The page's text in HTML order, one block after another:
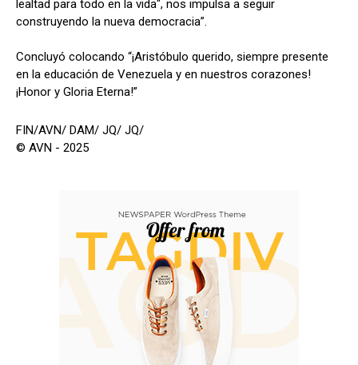
lealtad para todo en la vida", nos impulsa a seguir
construyendo la nueva democracia”.
Concluyó colocando “​¡Aristóbulo querido, siempre presente
en la educación de Venezuela y en nuestros corazones!
¡Honor y Gloria Eterna!”
FIN/AVN/ DAM/ JQ/ JQ/
© AVN - 2025